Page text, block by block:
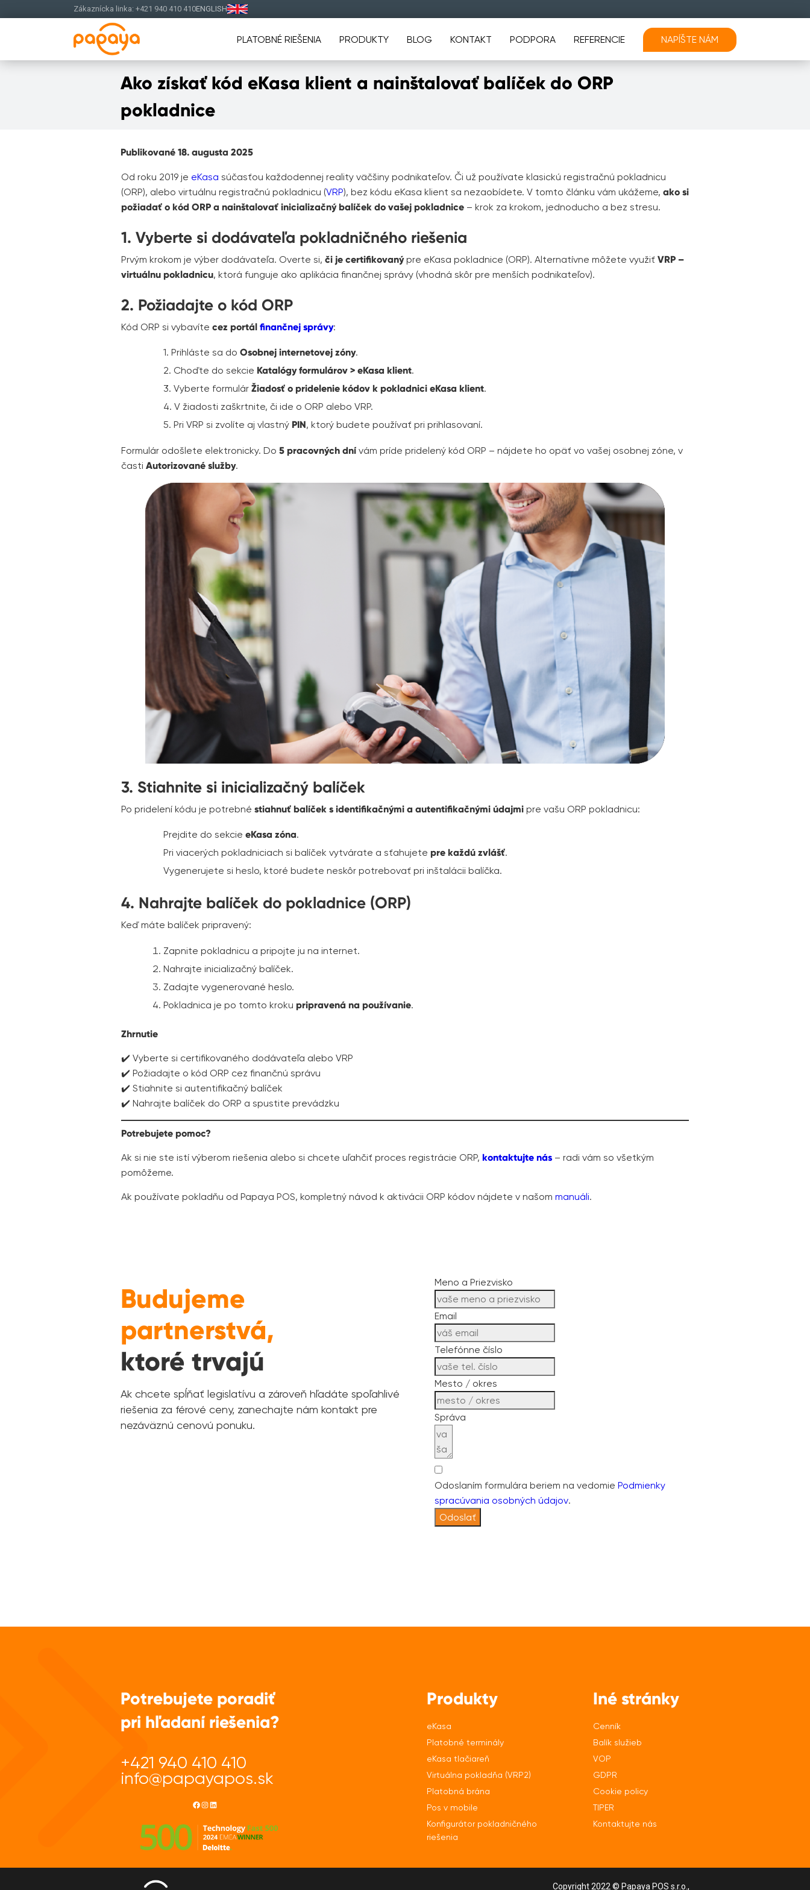
Zákaznícka linka: +421 940 410 410ENGLISH
PLATOBNÉ RIEŠENIA PRODUKTY BLOG KONTAKT PODPORA REFERENCIE NAPÍŠTE NÁM
Ako získať kód eKasa klient a nainštalovať balíček do ORP
pokladnice
Publikované 18. augusta 2025
Od roku 2019 je eKasa súčasťou každodennej reality väčšiny podnikateľov. Či už používate klasickú registračnú pokladnicu
(ORP), alebo virtuálnu registračnú pokladnicu (VRP), bez kódu eKasa klient sa nezaobídete. V tomto článku vám ukážeme, ako si
požiadať o kód ORP a nainštalovať inicializačný balíček do vašej pokladnice – krok za krokom, jednoducho a bez stresu.
1. Vyberte si dodávateľa pokladničného riešenia
Prvým krokom je výber dodávateľa. Overte si, či je certifikovanýpre eKasa pokladnice (ORP). Alternatívne môžete využiť VRP –
virtuálnu pokladnicu, ktorá funguje ako aplikácia finančnej správy (vhodná skôr pre menších podnikateľov).
2. Požiadajte o kód ORP
Kód ORP si vybavíte cez portál finančnej správy:
1. Prihláste sa doOsobnej internetovej zóny.
2. Choďte do sekcie Katalógy formulárov > eKasa klient.
3. Vyberte formulárŽiadosť o pridelenie kódov k pokladnici eKasa klient.
4. V žiadosti zaškrtnite, či ide o ORP alebo VRP.
5. Pri VRP si zvolíte aj vlastný PIN, ktorý budete používať pri prihlasovaní.
Formulár odošlete elektronicky. Do 5 pracovných dní vám príde pridelený kód ORP – nájdete ho opäť vo vašej osobnej zóne, v
časti Autorizované služby.
3. Stiahnite si inicializačný balíček
Po pridelení kódu je potrebné stiahnuť balíček s identifikačnými a autentifikačnými údajmi pre vašu ORP pokladnicu:
Prejdite do sekcieeKasa zóna.
Pri viacerých pokladniciach si balíček vytvárate a sťahujetepre každú zvlášť.
Vygenerujete si heslo, ktoré budete neskôr potrebovať pri inštalácii balíčka.
4. Nahrajte balíček do pokladnice (ORP)
Keď máte balíček pripravený:
Zapnite pokladnicu a pripojte ju na internet.
Nahrajte inicializačný balíček.
Zadajte vygenerované heslo.
Pokladnica je po tomto krokupripravená na používanie.
Zhrnutie
✔️ Vyberte si certifikovaného dodávateľa alebo VRP
✔️ Požiadajte o kód ORP cez finančnú správu
✔️ Stiahnite si autentifikačný balíček
✔️ Nahrajte balíček do ORP a spustite prevádzku
Potrebujete pomoc?
Ak si nie ste istí výberom riešenia alebo si chcete uľahčiť proces registrácie ORP, kontaktujte nás – radi vám so všetkým
pomôžeme.
Ak používate pokladňu od Papaya POS, kompletný návod k aktivácii ORP kódov nájdete v našom manuáli.
Budujeme
partnerstvá,
ktoré trvajú
Ak chcete spĺňať legislatívu a zároveň hľadáte spoľahlivé
riešenia za férové ceny, zanechajte nám kontakt pre
nezáväznú cenovú ponuku.
Meno a Priezvisko
Email
Telefónne číslo
Mesto / okres
Správa
Odoslaním formulára beriem na vedomie Podmienky
spracúvania osobných údajov.
Odoslať
Potrebujete poradiť
pri hľadaní riešenia?
+421 940 410 410
info@papayapos.sk
Facebook InstagramLinkedIn
Produkty
eKasa
Platobné terminály
eKasa tlačiareň
Virtuálna pokladňa (VRP2)
Platobná brána
Pos v mobile
Konfigurátor pokladničného
riešenia
Iné stránky
Cenník
Balík služieb
VOP
GDPR
Cookie policy
TIPER
Kontaktujte nás
Copyright 2022 © Papaya POS s.r.o.,